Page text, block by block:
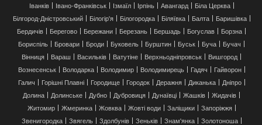
Іванків Івано-Франківськ Ізмаїл Ірпінь Авангард
Біла Церква
Білгород-Дністровський
Білогір'я Білогородка Біляївка Балта
Баришівка
Бердичів
Берегово Бережани Березань Бершадь Богуслав
Борзна
Бориспіль
Бровари Броди Буковель Бурштин Буськ Буча
Бучач
Вінниця
Вараш Васильків Ватутіне Верхньодніпровськ
Вишгород
Вознесенськ
Володарка Володимир Володимирець Гадяч
Гайворон
Галич
Горішні Плавні Городище Городок Деражня Диканька
Дніпро
Долина
Долинське Дубно Дубровиця Дунаївці Жашків
Жидачів
Житомир
Жмеринка Жовква Жовті води Заліщики
Запоріжжя
Звенигородка
Звягель Здолбунів Зеньків Знам'янка
Золотоноша